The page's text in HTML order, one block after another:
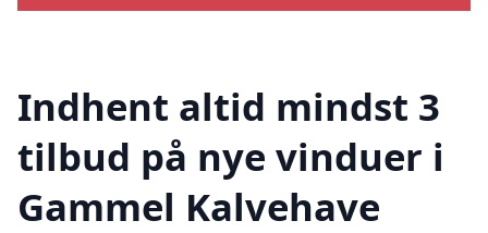
Indhent altid mindst 3
tilbud på nye vinduer i
Gammel Kalvehave